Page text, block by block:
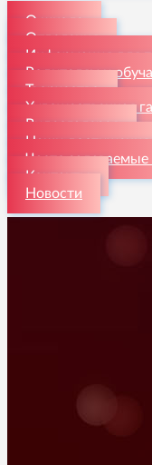
О школе
Отделения
Информация для
Родителям и
Творчество
Художественная
Видеогалерея
Наши достижения
Часто
Контакты
Новости